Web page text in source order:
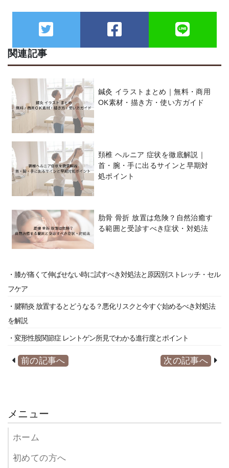
関連記事
鍼灸 イラストまとめ｜無料・商用
OK素材・描き方・使い方ガイド
頚椎 ヘルニア 症状を徹底解説｜
首・腕・手に出るサインと早期対
処ポイント
肋骨 骨折 放置は危険？自然治癒す
る範囲と受診すべき症状・対処法
・膝が痛くて伸ばせない時に試すべき対処法と原因別ストレッチ・セル
フケア
・腱鞘炎 放置するとどうなる？悪化リスクと今すぐ始めるべき対処法
を解説
・変形性股関節症 レントゲン所見でわかる進行度とポイント
前の記事へ 次の記事へ
メニュー
ホーム
初めての方へ